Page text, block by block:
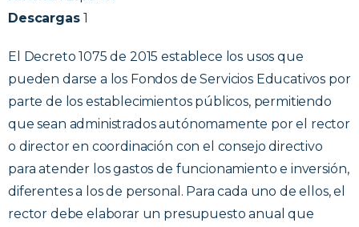
El Decreto 1075 de 2015 establece los usos que
pueden darse a los Fondos de Servicios Educativos por
parte de los establecimientos públicos, permitiendo
que sean administrados autónomamente por el rector
o director en coordinación con el consejo directivo
para atender los gastos de funcionamiento e inversión,
diferentes a los de personal. Para cada uno de ellos, el
rector debe elaborar un presupuesto anual que
Descargas1